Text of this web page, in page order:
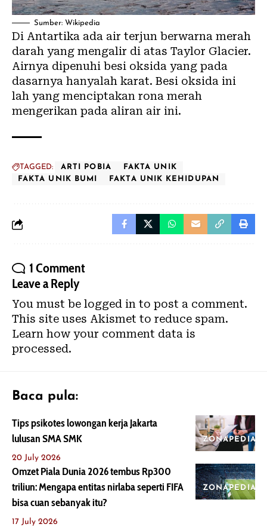
Sumber: Wikipedia
Di Antartika ada air terjun berwarna merah
darah yang mengalir di atas Taylor Glacier.
Airnya dipenuhi besi oksida yang pada
dasarnya hanyalah karat. Besi oksida ini
lah yang menciptakan rona merah
mengerikan pada aliran air ini.
TAGGED: ARTI POBIA
FAKTA UNIK
FAKTA UNIK BUMI
FAKTA UNIK KEHIDUPAN
1 Comment
Leave a Reply
You must be logged in to post a comment.
This site uses Akismet to reduce spam.
Learn how your comment data is
processed.
Baca pula:
ZONAPEDIA
Tips psikotes lowongan kerja Jakarta
lulusan SMA SMK
20 July 2026
ZONAPEDIA
Omzet Piala Dunia 2026 tembus Rp300
triliun: Mengapa entitas nirlaba seperti FIFA
bisa cuan sebanyak itu?
17 July 2026